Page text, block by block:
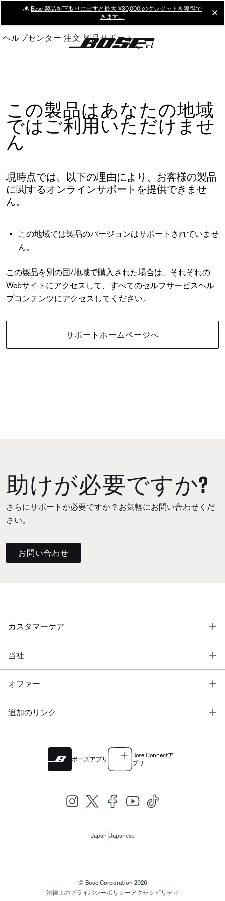
Main
💰 Bose 製品を下取りに出すと最大 ¥30,000 のクレジットを獲得で
きます。
ヘルプセンター 注文 製品サポート
この製品はあなたの地域
ではご利用いただけませ
ん
現時点では、以下の理由により、お客様の製品
に関するオンラインサポートを提供できませ
ん。
この地域では製品のバージョンはサポートされていませ
ん。
この製品を別の国/地域で購入された場合は、それぞれの
Webサイトにアクセスして、すべてのセルフサービスヘル
プコンテンツにアクセスしてください。
サポートホームページへ
助けが必要ですか?
さらにサポートが必要ですか？お気軽にお問い合わせくだ
さい。
お問い合わせ
カスタマーケア
当社
オファー
追加のリンク
ボーズアプリ
Bose Connectア
プリ
Japan Japanese
© Bose Corporation 2026
法律上のプライバシーポリシーアクセシビリティ